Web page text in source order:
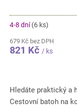
4-8 dní(6 ks)
679 Kč bez DPH
821 Kč / ks
Hledáte praktický a
Cestovní batoh na